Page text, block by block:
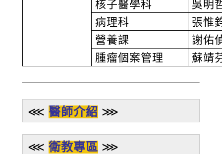
核子醫學科
吳明
病理科
張惟
營養課
謝佑
腫瘤個案管理
蘇靖
⋘ 醫師介紹 ⋙
⋘ 衛教專區 ⋙